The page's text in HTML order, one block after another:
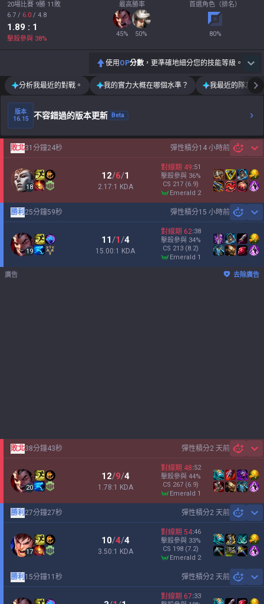
20場比賽 9勝 11敗
6.7 / 6.0 / 4.8
1.89 : 1
擊殺參與 38%
最高勝率
45% 50%
首選角色（排名）
80%
使用 OP分數 ，更準確地細分您的技能等級。
分析我最近的對戰。 我的實力大概在哪個水準？ 我最近的隊友運
版本
16.15
不容錯過的版本更新 Beta
彈性積分14 小時前
敗北31分鐘24秒
18
12/6/1
2.17:1 KDA
對線期 49:51
擊殺參與 36%
CS 217 (6.9)
emerald 2
彈性積分15 小時前
勝利 25分鐘59秒
19
11/1/4
15.00:1 KDA
對線期 62:38
擊殺參與 34%
CS 213 (8.2)
emerald 1
廣告 去除廣告
彈性積分2 天前
敗北38分鐘43秒
20
12/9/4
1.78:1 KDA
對線期 48:52
擊殺參與 44%
CS 267 (6.9)
emerald 1
彈性積分2 天前
勝利 27分鐘27秒
17
10/4/4
3.50:1 KDA
對線期 54:46
擊殺參與 33%
CS 198 (7.2)
emerald 2
彈性積分2 天前
勝利 15分鐘11秒
對線期 67:33